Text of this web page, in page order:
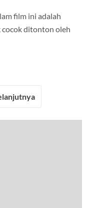
film ini adalah
cocok ditonton oleh